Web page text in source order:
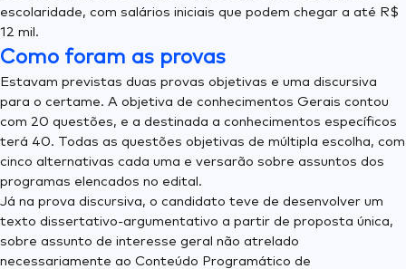
escolaridade, com salários iniciais que podem chegar a até R$
12 mil.
Como foram as provas
Estavam previstas duas provas objetivas e uma discursiva
para o certame. A objetiva de conhecimentos Gerais contou
com 20 questões, e a destinada a conhecimentos específicos
terá 40. Todas as questões objetivas de múltipla escolha, com
cinco alternativas cada uma e versarão sobre assuntos dos
programas elencados no edital.
Já na prova discursiva, o candidato teve de desenvolver um
texto dissertativo-argumentativo a partir de proposta única,
sobre assunto de interesse geral não atrelado
necessariamente ao Conteúdo Programático de